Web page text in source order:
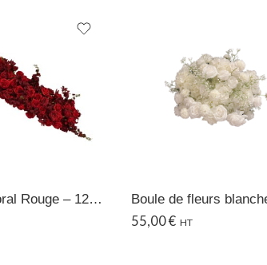
Chemin floral Rouge – 120×35 CM
55,00€ HT